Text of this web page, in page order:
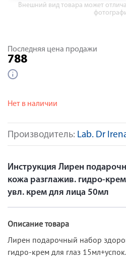
Внешний вид товара может
Производитель: Lab. Dr
Последняя цена продажи
788
Нет в наличии
Инструкция Лирен
кожа разглажив. гидро-
увл. крем для лица 50мл
Описание товара
Лирен подарочный набор
гидро-крем для глаз